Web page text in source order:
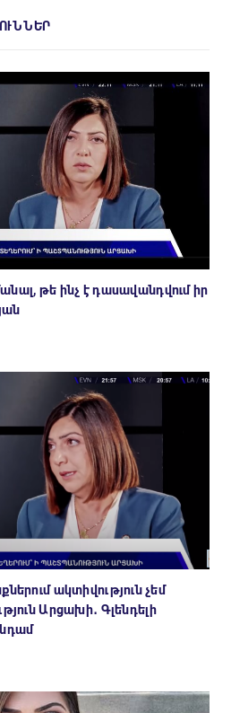
թե ինչ է դասավանդվում իր
ակտիվություն չեմ
Արցախի․ Գլենդելի